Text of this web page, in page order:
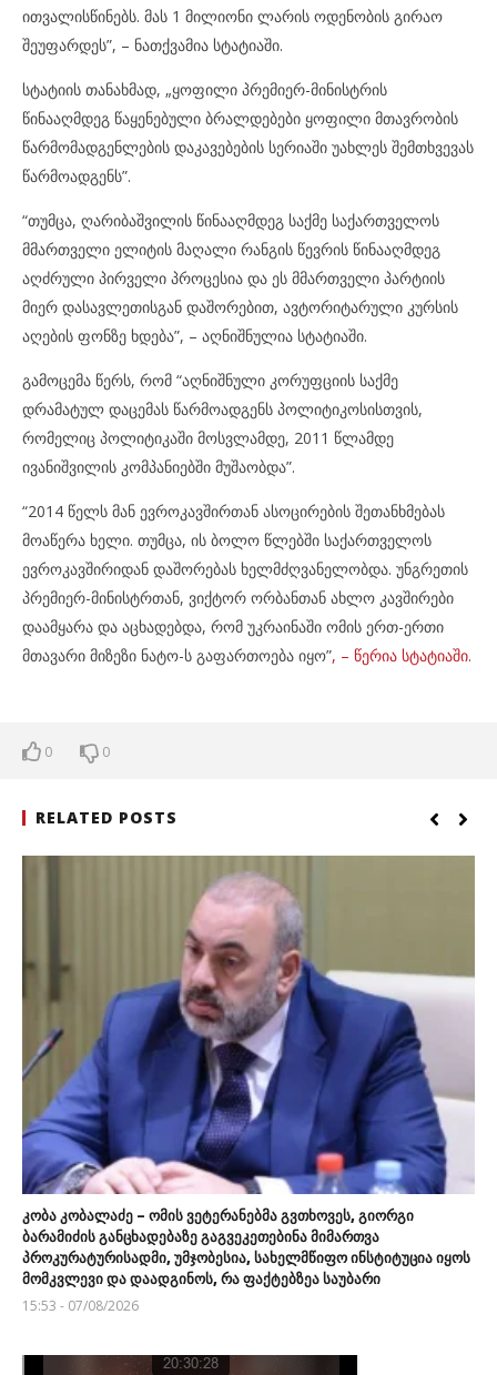
ითვალისწინებს. მას 1 მილიონი ლარის ოდენობის გირაო
შეუფარდეს”, – ნათქვამია სტატიაში.
სტატიის თანახმად, „ყოფილი პრემიერ-მინისტრის
წინააღმდეგ წაყენებული ბრალდებები ყოფილი მთავრობის
წარმომადგენლების დაკავებების სერიაში უახლეს შემთხვევას
წარმოადგენს”.
“თუმცა, ღარიბაშვილის წინააღმდეგ საქმე საქართველოს
მმართველი ელიტის მაღალი რანგის წევრის წინააღმდეგ
აღძრული პირველი პროცესია და ეს მმართველი პარტიის
მიერ დასავლეთისგან დაშორებით, ავტორიტარული კურსის
აღების ფონზე ხდება”, – აღნიშნულია სტატიაში.
გამოცემა წერს, რომ “აღნიშნული კორუფციის საქმე
დრამატულ დაცემას წარმოადგენს პოლიტიკოსისთვის,
რომელიც პოლიტიკაში მოსვლამდე, 2011 წლამდე
ივანიშვილის კომპანიებში მუშაობდა”.
“2014 წელს მან ევროკავშირთან ასოცირების შეთანხმებას
მოაწერა ხელი. თუმცა, ის ბოლო წლებში საქართველოს
ევროკავშირიდან დაშორებას ხელმძღვანელობდა. უნგრეთის
პრემიერ-მინისტრთან, ვიქტორ ორბანთან ახლო კავშირები
დაამყარა და აცხადებდა, რომ უკრაინაში ომის ერთ-ერთი
მთავარი მიზეზი ნატო-ს გაფართოება იყო”, – წერია სტატიაში.
0 0
RELATED POSTS
კობა კობალაძე – ომის ვეტერანებმა გვთხოვეს, გიორგი
ბარამიძის განცხადებაზე გაგვეკეთებინა მიმართვა
პროკურატურისადმი, უმჯობესია, სახელმწიფო ინსტიტუცია იყოს
მომკვლევი და დაადგინოს, რა ფაქტებზეა საუბარი
15:53 - 07/08/2026